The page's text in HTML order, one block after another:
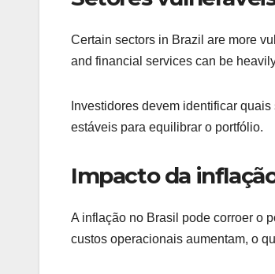
Certain sectors in Brazil are more
and financial services can be
Investidores devem identificar
estáveis para equilibrar o portfólio.
Impacto da
A inflação no Brasil pode corroer o
custos operacionais aumentam, o